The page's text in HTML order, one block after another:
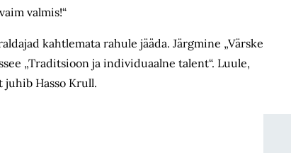
valmis!“
kahtlemata rahule jääda. Järgmine „Värske
„Traditsioon ja individuaalne talent“. Luule,
juhib Hasso Krull.